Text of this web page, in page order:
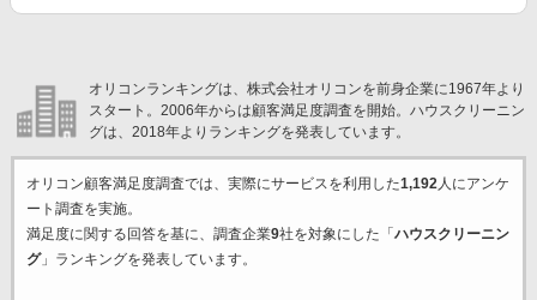
オリコンランキングは、株式会社オリコンを前身企業に1967年より
スタート。2006年からは顧客満足度調査を開始。ハウスクリーニン
グは、2018年よりランキングを発表しています。
オリコン顧客満足度調査では、実際にサービスを利用した1,192人にアンケ
ート調査を実施。
満足度に関する回答を基に、調査企業9社を対象にした「 ハウスクリーニン
グ」ランキングを発表しています。